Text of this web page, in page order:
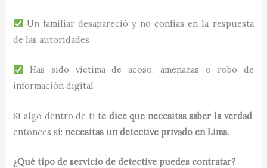
Un familiar desapareció y no confías en la respuesta
de las autoridades
Has sido víctima de acoso, amenazas o robo de
información digital
Si algo dentro de tite dice que necesitas saber la verdad,
entonces sí: necesitas un detective privado en Lima.
¿Qué tipo de servicio de detective puedes contratar?